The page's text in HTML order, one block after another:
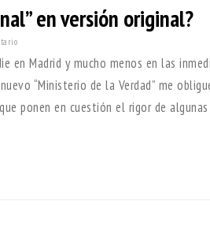
en versión original?
en Madrid y mucho menos en las
“Ministerio de la Verdad” me
ponen en cuestión el rigor de